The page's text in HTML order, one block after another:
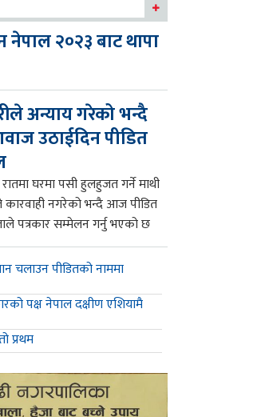
नेपाल २०२३ बाट थापा
अन्याय गरेको भन्दै
उठाईदिन पीडित
घरमा पसी हुलहुजत गर्ने माथी
कारवाही नगरेको भन्दै आज पीडित
पत्रकार सम्मेलन गर्नु भएको छ
चलाउन पीडितको नाममा
पक्ष नेपाल दक्षीण एशियामै
प्रथम